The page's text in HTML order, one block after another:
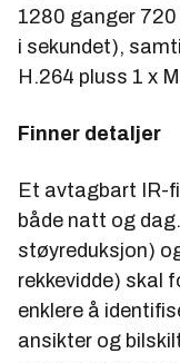
1280 ganger 720
i sekundet),
H.264 pluss 1 x
Finner detaljer
Et avtagbart IR-
både natt og
støyreduksjon)
rekkevidde) skal
enklere å
ansikter og